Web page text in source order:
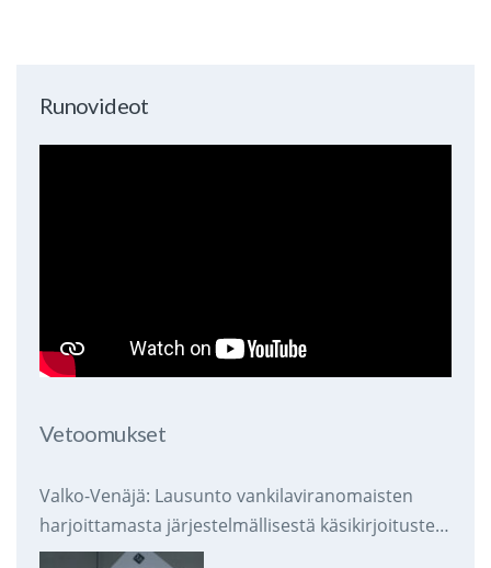
Runovideot
Vetoomukset
Valko-Venäjä: Lausunto vankilaviranomaisten
harjoittamasta järjestelmällisestä käsikirjoitusten
takavarikoinnista ja tuhoamisesta